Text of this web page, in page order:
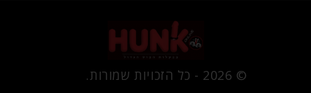
© 2026 - כל הזכויות שמורות.